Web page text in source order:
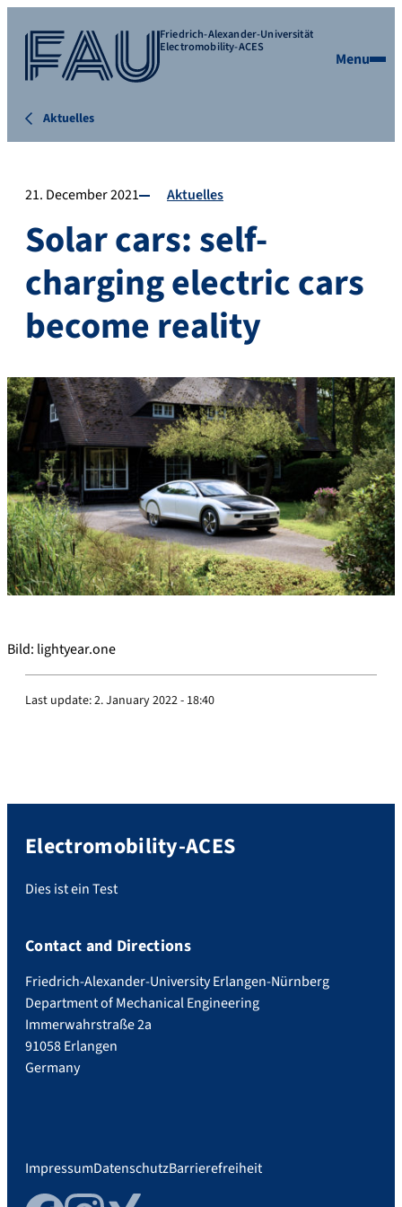
Friedrich-Alexander-Universität
Electromobility-ACES
Menu
Aktuelles
21. December 2021 Aktuelles
Solar cars: self-
charging electric cars
become reality
Bild: lightyear.one
Last update:2. January 2022 - 18:40
Electromobility-ACES
Dies ist ein Test
Contact and Directions
Friedrich-Alexander-University Erlangen-Nürnberg
Department of Mechanical Engineering
Immerwahrstraße 2a
91058 Erlangen
Germany
ImpressumDatenschutzBarrierefreiheit